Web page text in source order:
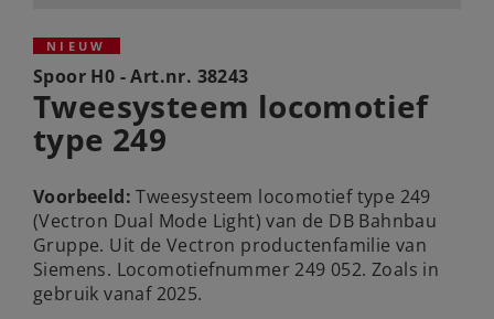
NIEUW
Spoor H0 - Art.nr. 38243
Tweesysteem locomotief
type 249
Voorbeeld: Tweesysteem locomotief type 249
(Vectron Dual Mode Light) van de DB Bahnbau
Gruppe. Uit de Vectron productenfamilie van
Siemens. Locomotiefnummer 249 052. Zoals in
gebruik vanaf 2025.